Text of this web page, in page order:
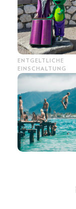
ENTGELTLICHE
EINSCHALTUNG